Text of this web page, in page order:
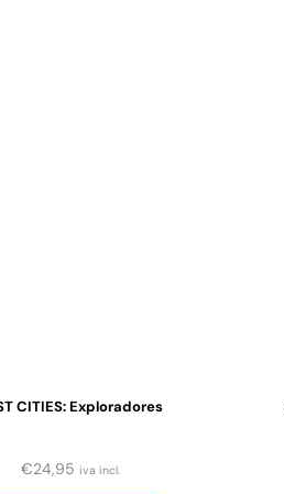
CITIES: Exploradores
€24,95 iva incl.